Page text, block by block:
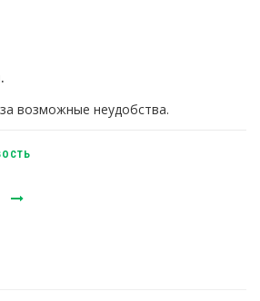
возможные неудобства.